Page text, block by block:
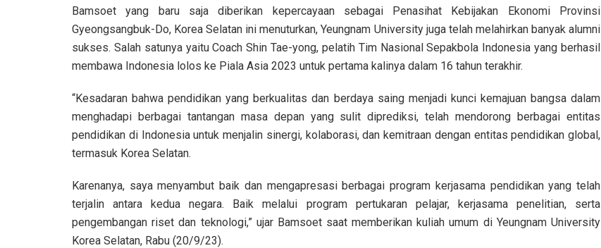
Bamsoet yang baru saja diberikan kepercayaan sebagai Penasihat Kebijakan Ekonomi Provinsi
Gyeongsangbuk-Do, Korea Selatan ini menuturkan, Yeungnam University juga telah melahirkan banyak alumni
sukses. Salah satunya yaitu Coach Shin Tae-yong, pelatih Tim Nasional Sepakbola Indonesia yang berhasil
membawa Indonesia lolos ke Piala Asia 2023 untuk pertama kalinya dalam 16 tahun terakhir.
“Kesadaran bahwa pendidikan yang berkualitas dan berdaya saing menjadi kunci kemajuan bangsa dalam
menghadapi berbagai tantangan masa depan yang sulit diprediksi, telah mendorong berbagai entitas
pendidikan di Indonesia untuk menjalin sinergi, kolaborasi, dan kemitraan dengan entitas pendidikan global,
termasuk Korea Selatan.
Karenanya, saya menyambut baik dan mengapresasi berbagai program kerjasama pendidikan yang telah
terjalin antara kedua negara. Baik melalui program pertukaran pelajar, kerjasama penelitian, serta
pengembangan riset dan teknologi,” ujar Bamsoet saat memberikan kuliah umum di Yeungnam University
Korea Selatan, Rabu (20/9/23).